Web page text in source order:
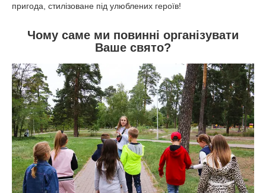
пригода, стилізоване під улюблених героїв!
Чому саме ми повинні організувати
Ваше свято?